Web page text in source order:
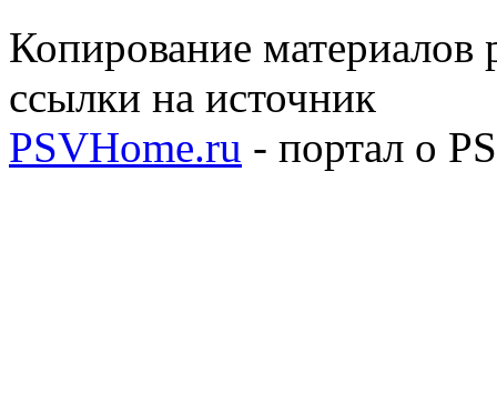
Копирование материалов
ссылки на источник
PSVHome.ru - портал о